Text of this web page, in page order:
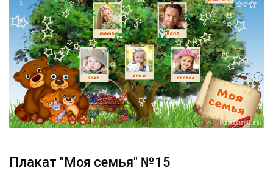
Плакат "Моя семья" №15